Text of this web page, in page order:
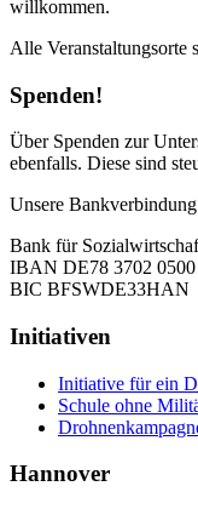
willkommen.
Alle Veranstaltungsorte
Spenden!
Über Spenden zur
ebenfalls. Diese sind
Unsere
Bank für
IBAN DE78 3702 0500
BIC BFSWDE33HAN
Initiativen
Initiative für ein
Schule ohne
Hannover